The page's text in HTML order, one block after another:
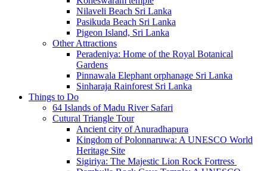
Nilaveli Beach Sri Lanka
Pasikuda Beach Sri Lanka
Pigeon Island, Sri Lanka
Other Attractions
Peradeniya: Home of the Royal Botanical
Gardens
Pinnawala Elephant orphanage Sri Lanka
Sinharaja Rainforest Sri Lanka
Things to Do
64 Islands of Madu River Safari
Cutural Triangle Tour
Ancient city of Anuradhapura
Kingdom of Polonnaruwa: A UNESCO World
Heritage Site
Sigiriya: The Majestic Lion Rock Fortress